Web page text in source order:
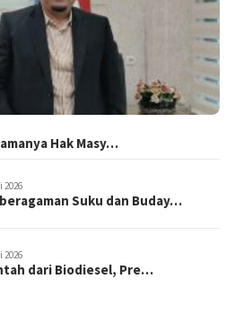
Hak Masy…
2026
Suku dan Buday…
2026
dari Biodiesel, Pre…